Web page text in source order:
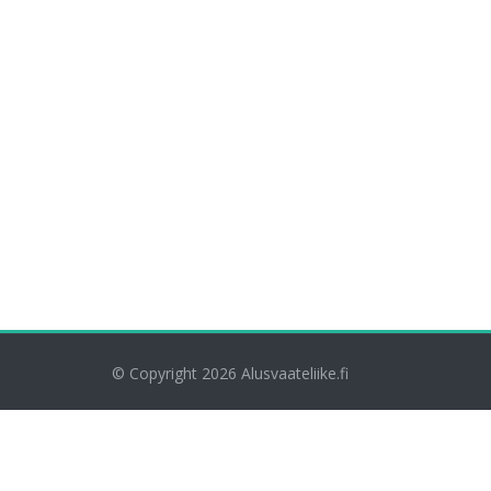
© Copyright 2026 Alusvaateliike.fi